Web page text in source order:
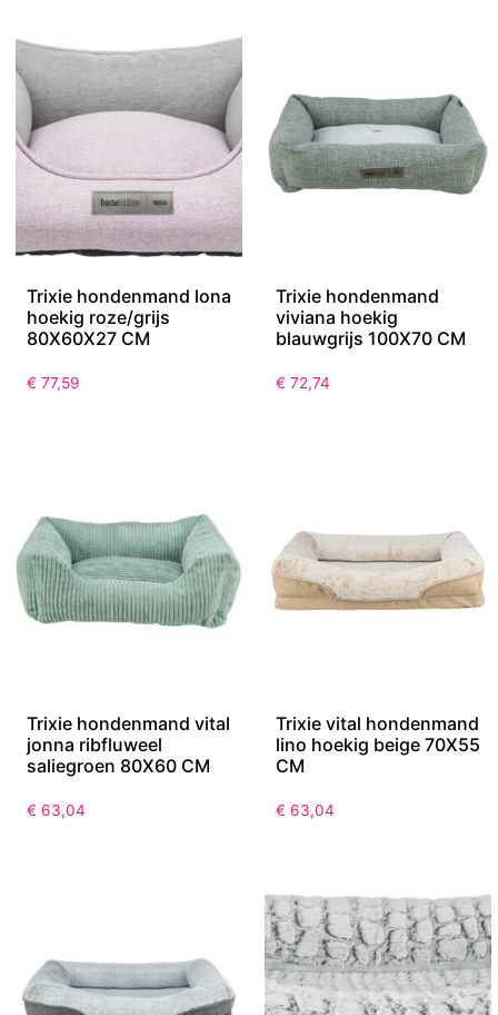
Trixie hondenmand lona
hoekig roze/grijs
80X60X27 CM
€ 77,59
Trixie hondenmand
viviana hoekig
blauwgrijs 100X70 CM
€ 72,74
Trixie hondenmand vital
jonna ribfluweel
saliegroen 80X60 CM
€ 63,04
Trixie vital hondenmand
lino hoekig beige 70X55
CM
€ 63,04